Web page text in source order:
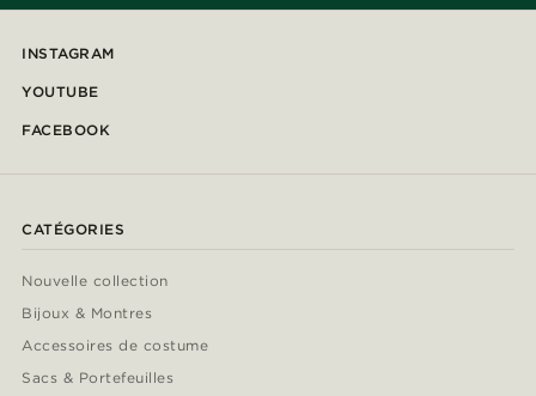
INSTAGRAM
YOUTUBE
FACEBOOK
CATÉGORIES
Nouvelle collection
Bijoux & Montres
Accessoires de costume
Sacs & Portefeuilles